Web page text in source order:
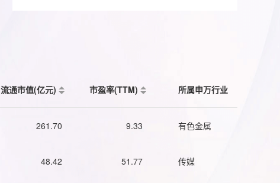
流通市值(亿元) 市盈率(TTM) 所属申万行业
261.70 9.33 有色金属
48.42 51.77 传媒